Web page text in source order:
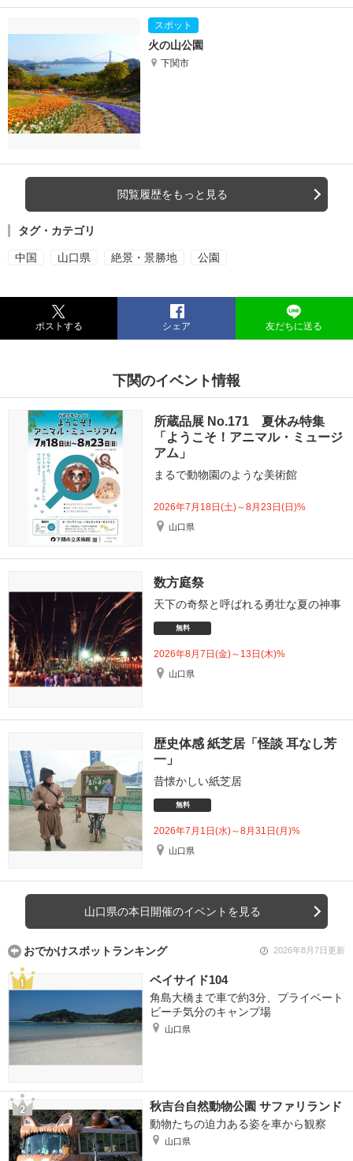
火の山公園
下関市
閲覧履歴をもっと見る
タグ・カテゴリ
中国 山口県 絶景・景勝地 公園
ポストする シェア 友だちに送る
下関のイベント情報
所蔵品展 No.171 夏休み特集
「ようこそ！アニマル・ミュージ
アム」
まるで動物園のような美術館
2026年7月18日(土)～8月23日(日)%
山口県
数方庭祭
天下の奇祭と呼ばれる勇壮な夏の神事
無料
2026年8月7日(金)～13日(木)%
山口県
歴史体感 紙芝居「怪談 耳なし芳
一」
昔懐かしい紙芝居
無料
2026年7月1日(水)～8月31日(月)%
山口県
山口県の本日開催のイベントを見る
おでかけスポットランキング 2026年8月7日更新
ベイサイド104
角島大橋まで車で約3分、プライベート
ビーチ気分のキャンプ場
山口県
秋吉台自然動物公園 サファリランド
動物たちの迫力ある姿を車から観察
山口県